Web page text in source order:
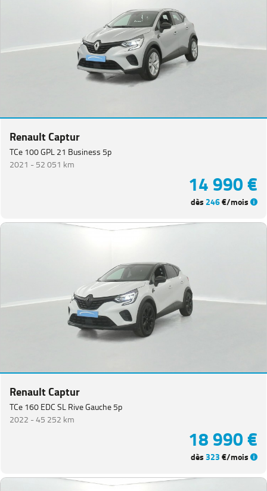
Renault Captur
TCe 100 GPL 21 Business 5p
2021 -52 051 km
14 990 €
dès 246€/mois
Renault Captur
TCe 160 EDC SL Rive Gauche 5p
2022 -45 252 km
18 990 €
dès323€/mois